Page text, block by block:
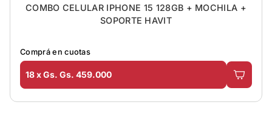
COMBO CELULAR IPHONE 15 128GB + MOCHILA +
SOPORTE HAVIT
Comprá en cuotas
18 x Gs. Gs. 459.000